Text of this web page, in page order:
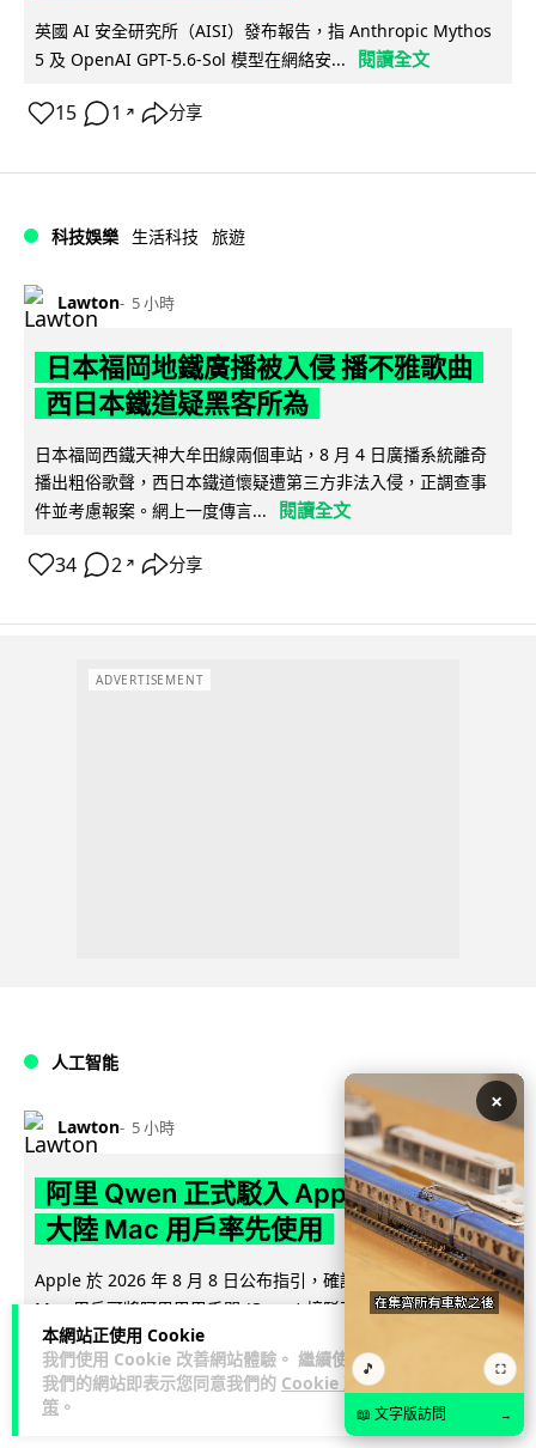
本網站正使用 Cookie
我們使用 Cookie 改善網站體驗。 繼續使用
我們的網站即表示您同意我們的 Cookie 政
策 。
英國 AI 安全研究所（AISI）發布報告，指 Anthropic Mythos
5 及 OpenAI GPT-5.6-Sol 模型在網絡安...
閱讀全文
15 1 ↗ 分享
科技娛樂 生活科技 旅遊
Lawton 5 小時
日本福岡地鐵廣播被入侵 播不雅歌曲
西日本鐵道疑黑客所為
日本福岡西鐵天神大牟田線兩個車站，8 月 4 日廣播系統離奇
播出粗俗歌聲，西日本鐵道懷疑遭第三方非法入侵，正調查事
件並考慮報案。網上一度傳言...
閱讀全文
34 2 ↗ 分享
ADVERTISEMENT
人工智能
Lawton 5 小時
阿里 Qwen 正式駁入 Apple 生態 中國
大陸 Mac 用戶率先使用
Apple 於 2026 年 8 月 8 日公布指引，確認中國大陸合資格
Mac 用戶可將阿里巴巴千問 (Qwen) 接駁至 Siri 及寫... 閱讀
全文
35 4↗ 分享
×
🎵 ⛶
📖 文字版訪問 →